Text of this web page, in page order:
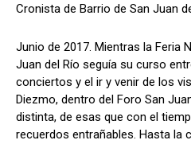
Cronista de Barrio de San Juan
Junio de 2017. Mientras la Feria
Juan del Río seguía su curso
conciertos y el ir y venir de los
Diezmo, dentro del Foro San
distinta, de esas que con el
recuerdos entrañables. Hasta la